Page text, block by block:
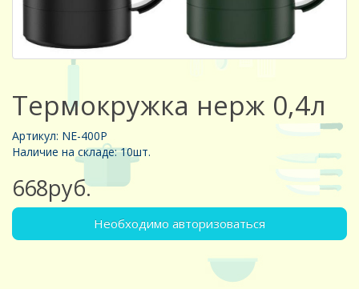
Термокружка нерж 0,4л
Артикул: NE-400P
Наличие на складе: 10шт.
668руб.
Необходимо авторизоваться